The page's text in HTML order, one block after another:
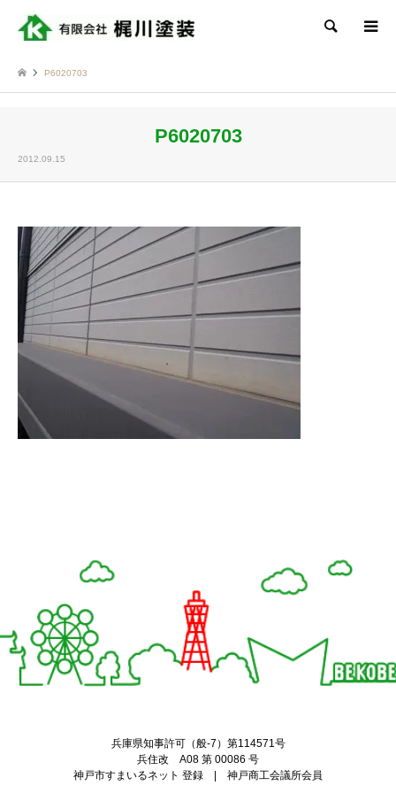
検索
P6020703
P6020703
2012.09.15
兵庫県知事許可（般-7）第114571号
兵住改 A08 第 00086 号
神戸市すまいるネット 登録 | 神戸商工会議所会員